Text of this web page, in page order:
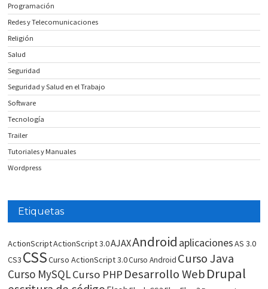
Programación
Redes y Telecomunicaciones
Religión
Salud
Seguridad
Seguridad y Salud en el Trabajo
Software
Tecnología
Trailer
Tutoriales y Manuales
Wordpress
Etiquetas
ActionScriptActionScript 3.0AJAXAndroid aplicacionesAS 3.0
CS3 CSSCurso ActionScript 3.0Curso Android Curso Java
Curso MySQLCurso PHP Desarrollo WebDrupal